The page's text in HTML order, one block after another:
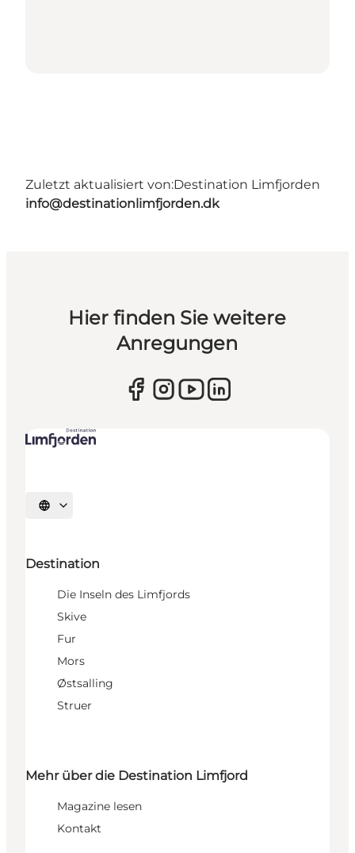
Zuletzt aktualisiert von:Destination Limfjorden
info@destinationlimfjorden.dk
Hier finden Sie weitere
Anregungen
Sprache auswählen
Destination
Die Inseln des Limfjords
Skive
Fur
Mors
Østsalling
Struer
Mehr über die Destination Limfjord
Magazine lesen
Kontakt